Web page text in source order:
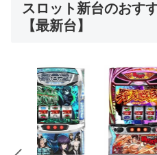
スロット新台のおす
【最新台】